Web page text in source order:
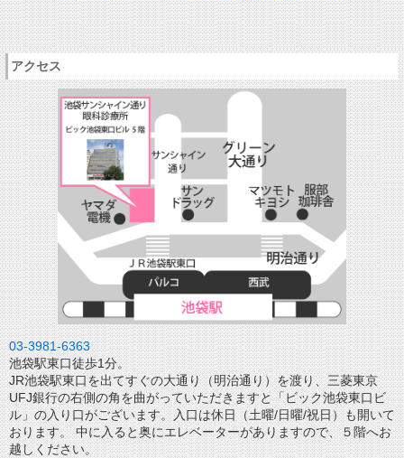
アクセス
03-3981-6363
池袋駅東口徒歩1分。
JR池袋駅東口を出てすぐの大通り（明治通り）を渡り、三菱東京
UFJ銀行の右側の角を曲がっていただきますと「ビック池袋東口ビ
ル」の入り口がございます。入口は休日（土曜/日曜/祝日）も開いて
おります。 中に入ると奥にエレベーターがありますので、５階へお
越しください。